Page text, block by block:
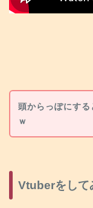
頭からっぽにする
ｗ
Vtuberをして